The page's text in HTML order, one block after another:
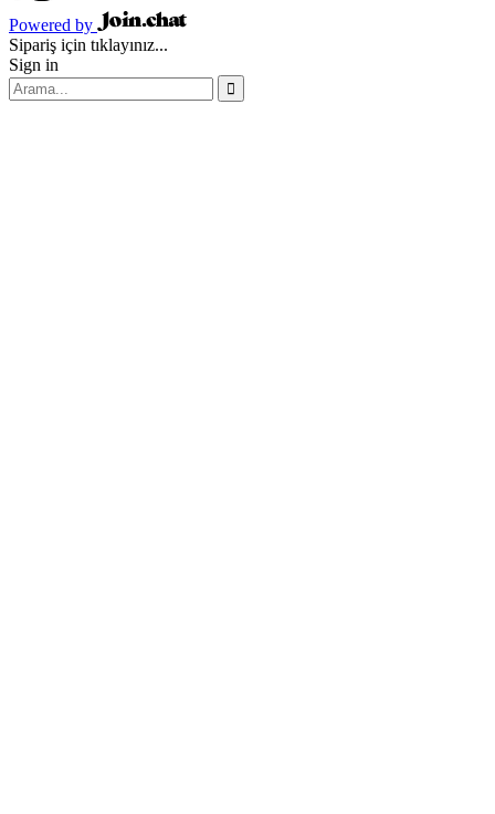
Powered by
Sipariş için tıklayınız...
Sign in